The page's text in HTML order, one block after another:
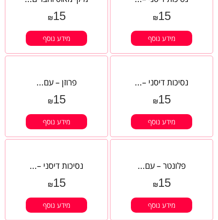
₪15
מידע נוסף
₪15
מידע נוסף
נסיכות דיסני –...
₪15
מידע נוסף
פרוזן – עם...
₪15
מידע נוסף
פלונטר – עם...
₪15
מידע נוסף
נסיכות דיסני –...
₪15
מידע נוסף